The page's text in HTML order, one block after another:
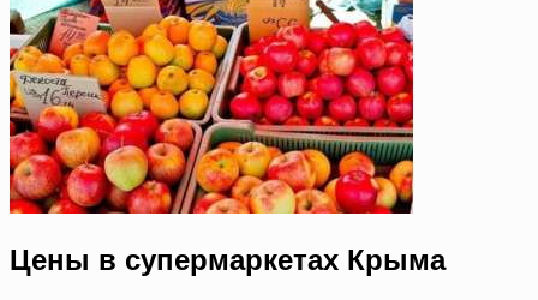
Цены в супермаркетах Крыма